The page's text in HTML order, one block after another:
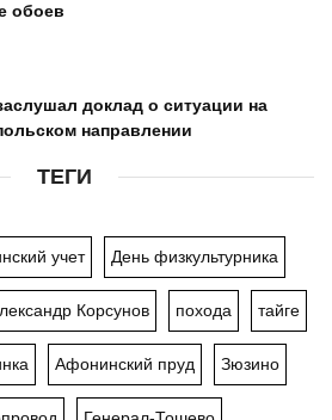
обоев
доклад о ситуации на
направлении
ТЕГИ
учет День физкультурника
Корсунов похода тайге
Афонинский пруд Зюзино